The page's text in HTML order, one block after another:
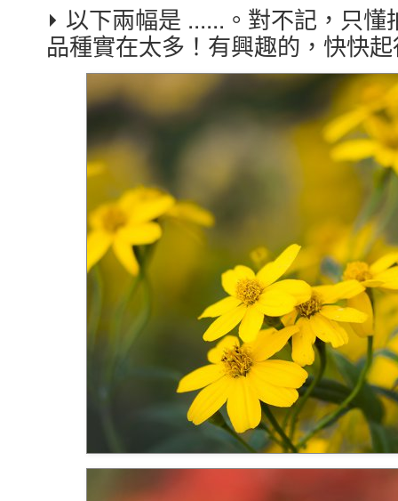
⏵ 以下兩幅是 ......。對不記，只
品種實在太多！有興趣的，快快